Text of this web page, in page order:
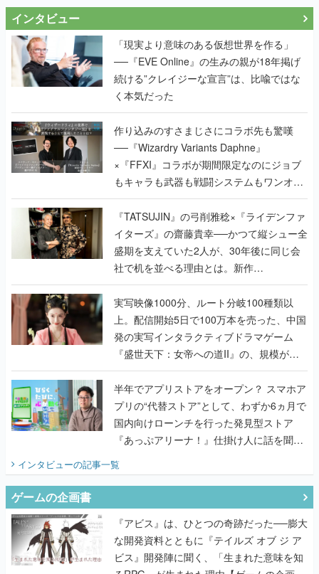
──『EVE Online』の生みの親が18年掲げ
く本気だった
作り込みのすさまじさにコラボ先も驚嘆
──『Wizardry Variants Daphne』
×『FFXI』コラボが期間限定なのにジョブ
もキャラも武器も戦闘システムもワンオフ
で作り込まれた理由を両ディレクターに聞
く
『TATSUJIN』の弓削雅稔×『ライデンファ
イターズ』の齋藤貴幸──かつて縦シュー全
盛期を支えていた2人が、30年後に同じ会
社で机を並べる理由とは。新作
『TATSUJIN EXTREME』で初タッグを組
んだレジェンド2人に訊く開発秘話
実写映像1000分、ルート分岐100種類以
上。配信開始5日で100万本を売った、中国
発の実写インタラクティブドラマゲーム
『盛世天下：女帝への道II』の、規模が違
うこだわりをプロデューサーに聞いた
半年でアプリストアをオープン？ スマホア
プリの“代替ストア”として、わずか6ヵ月で
国内向けローンチを行った発見型ストア
『あっぷアリーナ！』仕掛け人に話を聞い
てみた
インタビューの記事一覧
『アビス』は、ひとつの奇跡だった──膨大
な開発資料とともに『テイルズ オブ ジ ア
るRPG」が生まれた理由【ゲームの企画
書】
なにが、人を「ロマンシング」させるの